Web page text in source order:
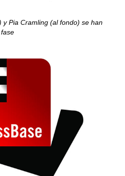
y Pia Cramling (al fondo) se han